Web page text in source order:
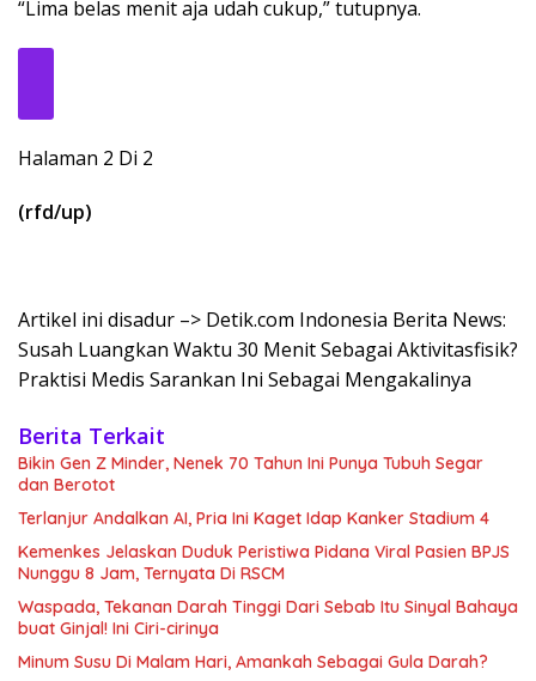
“Lima belas menit aja udah cukup,” tutupnya.
Halaman 2 Di 2
(rfd/up)
Artikel ini disadur –> Detik.com Indonesia Berita News:
Susah Luangkan Waktu 30 Menit Sebagai Aktivitasfisik?
Praktisi Medis Sarankan Ini Sebagai Mengakalinya
Berita Terkait
Bikin Gen Z Minder, Nenek 70 Tahun Ini Punya Tubuh Segar
dan Berotot
Terlanjur Andalkan AI, Pria Ini Kaget Idap Kanker Stadium 4
Kemenkes Jelaskan Duduk Peristiwa Pidana Viral Pasien BPJS
Nunggu 8 Jam, Ternyata Di RSCM
Waspada, Tekanan Darah Tinggi Dari Sebab Itu Sinyal Bahaya
buat Ginjal! Ini Ciri-cirinya
Minum Susu Di Malam Hari, Amankah Sebagai Gula Darah?